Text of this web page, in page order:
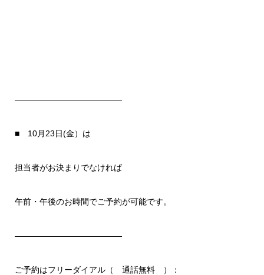
—————————————
■ 10月23日(金）は
担当者がお決まりでなければ
午前・午後のお時間でご予約が可能です。
—————————————
ご予約はフリーダイアル（ 通話無料 ）：